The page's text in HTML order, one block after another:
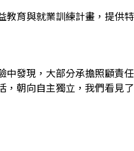
育與就業訓練計畫，提供
發現，大部分承擔照顧責
朝向自主獨立，我們看見